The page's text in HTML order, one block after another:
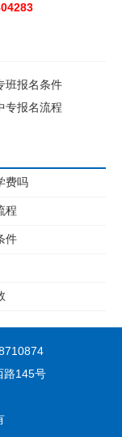
班报名条件
专报名流程
费吗
程
件
路145号